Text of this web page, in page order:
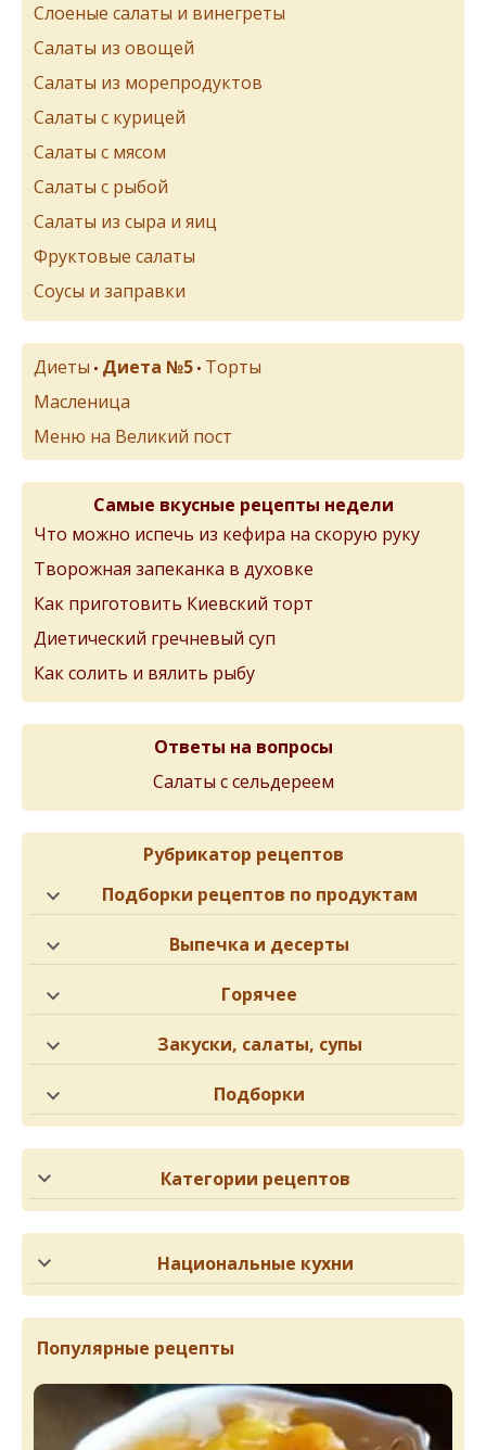
Слоеные салаты и винегреты
Салаты из овощей
Салаты из морепродуктов
Салаты с курицей
Салаты с мясом
Салаты с рыбой
Салаты из сыра и яиц
Фруктовые салаты
Соусы и заправки
Диеты • Диета №5 • Торты
Масленица
Меню на Великий пост
Самые вкусные рецепты недели
Что можно испечь из кефира на скорую руку
Творожная запеканка в духовке
Как приготовить Киевский торт
Диетический гречневый суп
Как солить и вялить рыбу
Ответы на вопросы
Салаты с сельдереем
Рубрикатор рецептов
Подборки рецептов по продуктам
Выпечка и десерты
Горячее
Закуски, салаты, супы
Подборки
Категории рецептов
Национальные кухни
Популярные рецепты